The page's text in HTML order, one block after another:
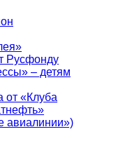
Русфонду
– детям
от «Клуба
авиалинии»)